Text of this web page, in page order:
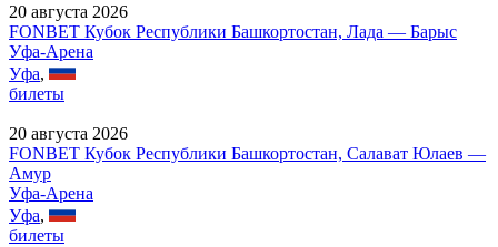
20 августа 2026
FONBET Кубок Республики Башкортостан, Лада — Барыс
Уфа-Арена
Уфа,
билеты
20 августа 2026
FONBET Кубок Республики Башкортостан, Салават Юлаев —
Амур
Уфа-Арена
Уфа,
билеты